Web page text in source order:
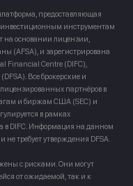
предоставляющая
инструментам
на основании лицензии,
(AFSA), и зарегистрирована
Financial Centre (DIFC),
Все брокерские и
партнёров в
и биржам США (SEC) и
в рамках
в DIFC. Информация на данном
требует утверждения DFSA.
с рисками. Они могут
от ожидаемой, так и к